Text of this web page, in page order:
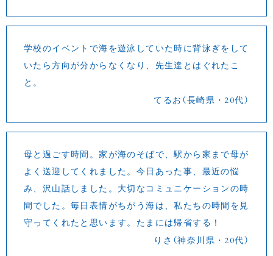
学校のイベントで海を遊泳していた時に背泳ぎをして
いたら方向が分からなくなり、先生達とはぐれたこ
と。
てるお（長崎県・20代）
母と過ごす時間。家が海のそばで、駅から家まで母が
よく送迎してくれました。今日あった事、最近の悩
み、沢山話しました。大切なコミュニケーションの時
間でした。毎日表情がちがう海は、私たちの時間を見
守ってくれたと思います。たまには帰省する！
りさ（神奈川県・20代）